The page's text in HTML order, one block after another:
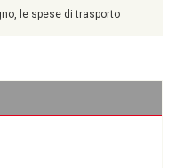
le spese di trasporto